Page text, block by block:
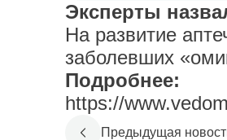
Эксперты
На развитие
заболевших
Подробнее:
https://
Предыдущая